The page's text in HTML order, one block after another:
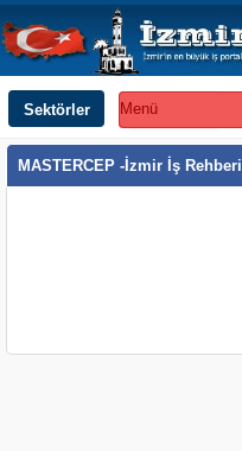
Sektörler Menü
MASTERCEP -İzmir İş Rehberi